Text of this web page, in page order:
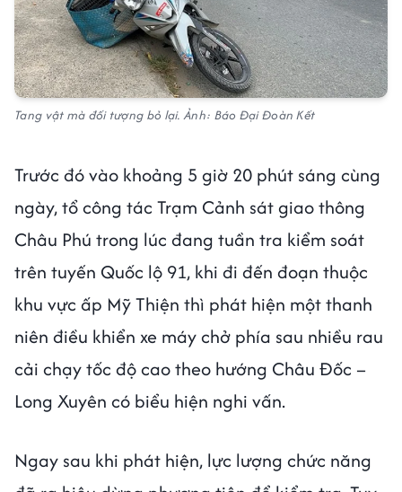
Tang vật mà đối tượng bỏ lại. Ảnh: Báo Đại Đoàn Kết
Trước đó vào khoảng 5 giờ 20 phút sáng cùng
ngày, tổ công tác Trạm Cảnh sát giao thông
Châu Phú trong lúc đang tuần tra kiểm soát
trên tuyến Quốc lộ 91, khi đi đến đoạn thuộc
khu vực ấp Mỹ Thiện thì phát hiện một thanh
niên điều khiển xe máy chở phía sau nhiều rau
cải chạy tốc độ cao theo hướng Châu Đốc –
Long Xuyên có biểu hiện nghi vấn.
Ngay sau khi phát hiện, lực lượng chức năng